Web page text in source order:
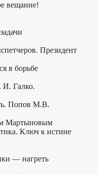
вещание!
Президент
в борьбе
И. Галко.
Попов М.В.
Мартыновым
Ключ к истине
— нагреть